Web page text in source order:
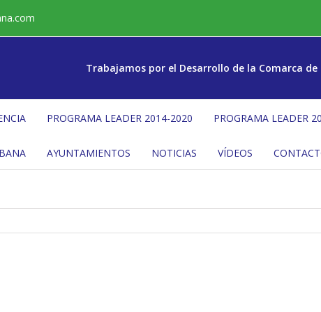
Trabajamos por el Desarrollo de la Comarca de
PROGRAMA LEADER 2014-2020 PROGRAMA LEADER
AYUNTAMIENTOS NOTICIAS VÍDEOS